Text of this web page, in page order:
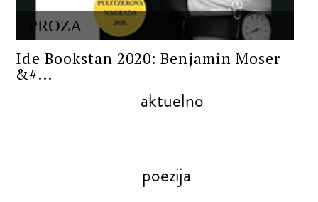
PROZA
Ide Bookstan 2020: Benjamin Moser
&#...
aktuelno
poezija